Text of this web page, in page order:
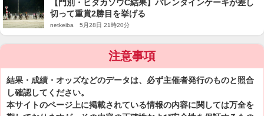
【門別・ヒダカソウC結果】バレンタインケーキが差し
切って重賞2勝目を挙げる
netkeiba 5月28日 21時20分
注意事項
結果・成績・オッズなどのデータは、必ず主催者発行のものと照合
し確認してください。
本サイトのページ上に掲載されている情報の内容に関しては万全を